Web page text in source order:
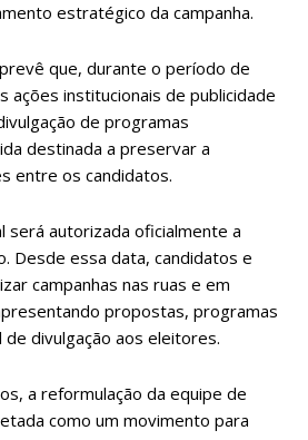
estratégico da campanha.
que, durante o período de
ações institucionais de publicidade
de programas
destinada a preservar a
entre os candidatos.
será autorizada oficialmente a
Desde essa data, candidatos e
campanhas nas ruas e em
propostas, programas
divulgação aos eleitores.
a reformulação da equipe de
como um movimento para